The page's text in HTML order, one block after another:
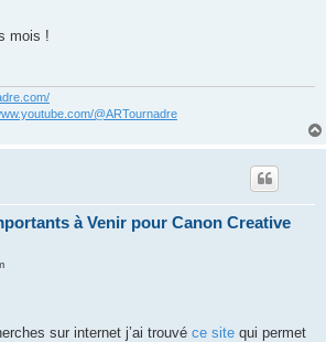
mois !
@ARTournadre
à Venir pour Canon Creative
sur internet j’ai trouvé ce site qui permet